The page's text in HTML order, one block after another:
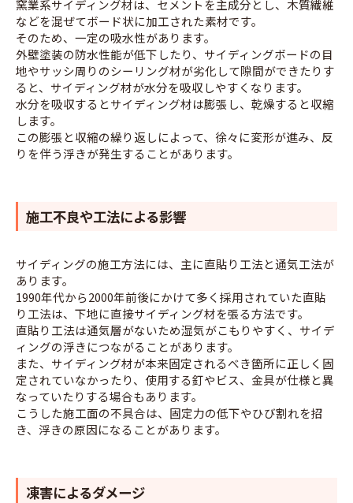
窯業系サイディング材は、セメントを主成分とし、木質繊維
などを混ぜてボード状に加工された素材です。
そのため、一定の吸水性があります。
外壁塗装の防水性能が低下したり、サイディングボードの目
地やサッシ周りのシーリング材が劣化して隙間ができたりす
ると、サイディング材が水分を吸収しやすくなります。
水分を吸収するとサイディング材は膨張し、乾燥すると収縮
します。
この膨張と収縮の繰り返しによって、徐々に変形が進み、反
りを伴う浮きが発生することがあります。
施工不良や工法による影響
サイディングの施工方法には、主に直貼り工法と通気工法が
あります。
1990年代から2000年前後にかけて多く採用されていた直貼
り工法は、下地に直接サイディング材を張る方法です。
直貼り工法は通気層がないため湿気がこもりやすく、サイデ
ィングの浮きにつながることがあります。
また、サイディング材が本来固定されるべき箇所に正しく固
定されていなかったり、使用する釘やビス、金具が仕様と異
なっていたりする場合もあります。
こうした施工面の不具合は、固定力の低下やひび割れを招
き、浮きの原因になることがあります。
凍害によるダメージ